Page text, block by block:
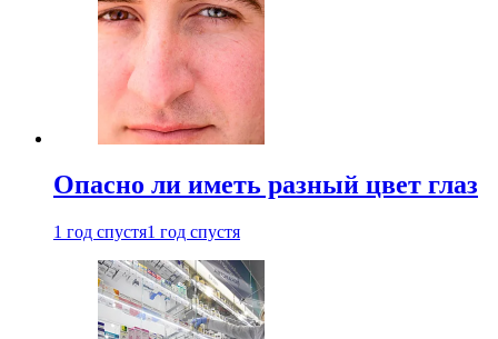
Опасно ли иметь разный цвет глаз
1 год спустя1 год спустя